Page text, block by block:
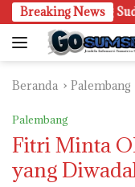
Langsung
ke
konten
Breaking News
Upang Sudah 8
Beranda Palembang
Palembang
Fitri Minta
yang